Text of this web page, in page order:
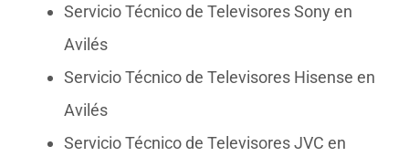
Servicio Técnico de Televisores Sony en
Avilés
Servicio Técnico de Televisores Hisense en
Avilés
Servicio Técnico de Televisores JVC en